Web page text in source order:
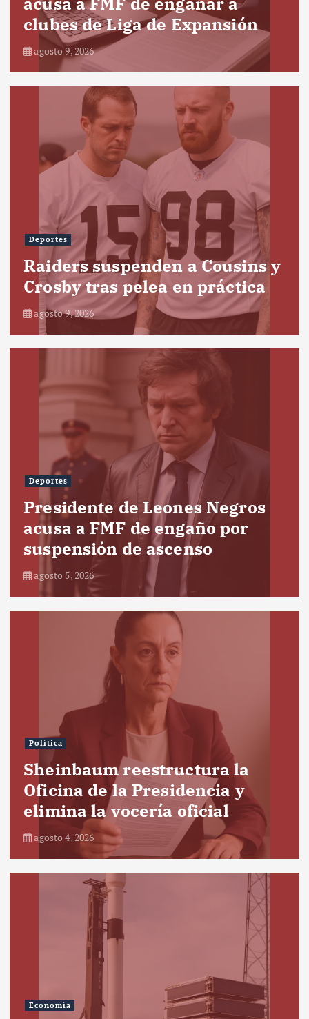
clubes de Liga de Expansión
agosto 9, 2026
Deportes
Raiders suspenden a Cousins y
Crosby tras pelea en práctica
agosto 9, 2026
Deportes
Presidente de Leones Negros
acusa a FMF de engaño por
suspensión de ascenso
agosto 5, 2026
Política
Sheinbaum reestructura la
Oficina de la Presidencia y
elimina la vocería oficial
agosto 4, 2026
Economía